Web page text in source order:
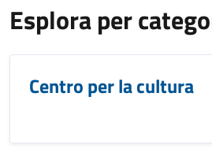
Esplora per
Centro per la cultura